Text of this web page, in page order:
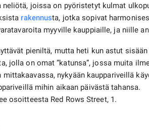
joissa on pyöristetyt kulmat
rakennusta, jotka sopivat
myyville kauppiaille, ja niille
pieniltä, ​​mutta heti kun astut
jolla on omat ”katunsa”, jossa muita
mittakaavassa, nykyään kauppariveillä
mihin aikaan päivästä tahansa.
osoitteesta Red Rows Street, 1.